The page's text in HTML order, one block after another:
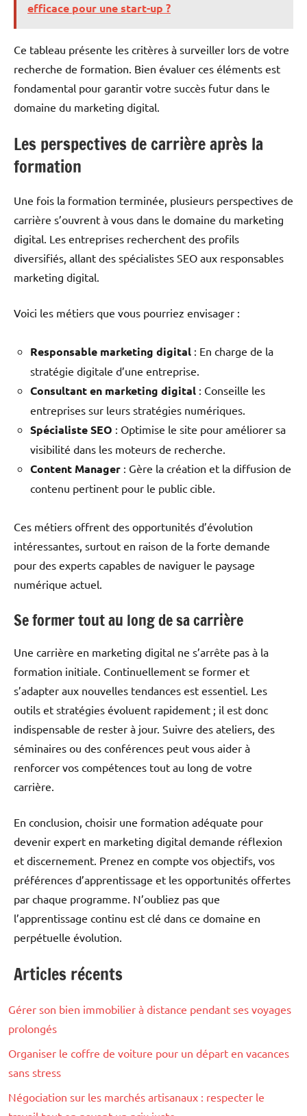
efficace pour une start-up ?
Ce tableau présente les critères à surveiller lors de votre
recherche de formation. Bien évaluer ces éléments est
fondamental pour garantir votre succès futur dans le
domaine du marketing digital.
Les perspectives de carrière après la
formation
Une fois la formation terminée, plusieurs perspectives de
carrière s’ouvrent à vous dans le domaine du marketing
digital. Les entreprises recherchent des profils
diversifiés, allant des spécialistes SEO aux responsables
marketing digital.
Voici les métiers que vous pourriez envisager :
Responsable marketing digital : En charge de la
stratégie digitale d’une entreprise.
Consultant en marketing digital : Conseille les
entreprises sur leurs stratégies numériques.
Spécialiste SEO : Optimise le site pour améliorer sa
visibilité dans les moteurs de recherche.
Content Manager : Gère la création et la diffusion de
contenu pertinent pour le public cible.
Ces métiers offrent des opportunités d’évolution
intéressantes, surtout en raison de la forte demande
pour des experts capables de naviguer le paysage
numérique actuel.
Se former tout au long de sa carrière
Une carrière en marketing digital ne s’arrête pas à la
formation initiale. Continuellement se former et
s’adapter aux nouvelles tendances est essentiel. Les
outils et stratégies évoluent rapidement ; il est donc
indispensable de rester à jour. Suivre des ateliers, des
séminaires ou des conférences peut vous aider à
renforcer vos compétences tout au long de votre
carrière.
En conclusion, choisir une formation adéquate pour
devenir expert en marketing digital demande réflexion
et discernement. Prenez en compte vos objectifs, vos
préférences d’apprentissage et les opportunités offertes
par chaque programme. N’oubliez pas que
l’apprentissage continu est clé dans ce domaine en
perpétuelle évolution.
Articles récents
Gérer son bien immobilier à distance pendant ses voyages
prolongés
Organiser le coffre de voiture pour un départ en vacances
sans stress
Négociation sur les marchés artisanaux : respecter le